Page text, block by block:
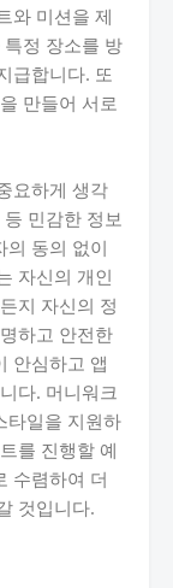
와 미션을 제
정 장소를 방
급합니다. 또
만들어 서로
요하게 생각
민감한 정보
의 동의 없이
자신의 개인
지 자신의 정
하고 안전한
안심하고 앱
다. 머니워크
타일을 지원하
를 진행할 예
수렴하여 더
것입니다.